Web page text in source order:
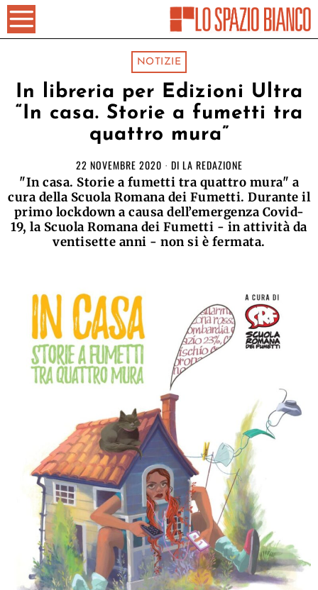
NOTIZIE
In libreria per Edizioni Ultra
“In casa. Storie a fumetti tra
quattro mura”
22 NOVEMBRE 2020 DI LA REDAZIONE
"In casa. Storie a fumetti tra quattro mura" a
cura della Scuola Romana dei Fumetti. Durante il
primo lockdown a causa dell’emergenza Covid-
19, la Scuola Romana dei Fumetti - in attività da
ventisette anni - non si è fermata.